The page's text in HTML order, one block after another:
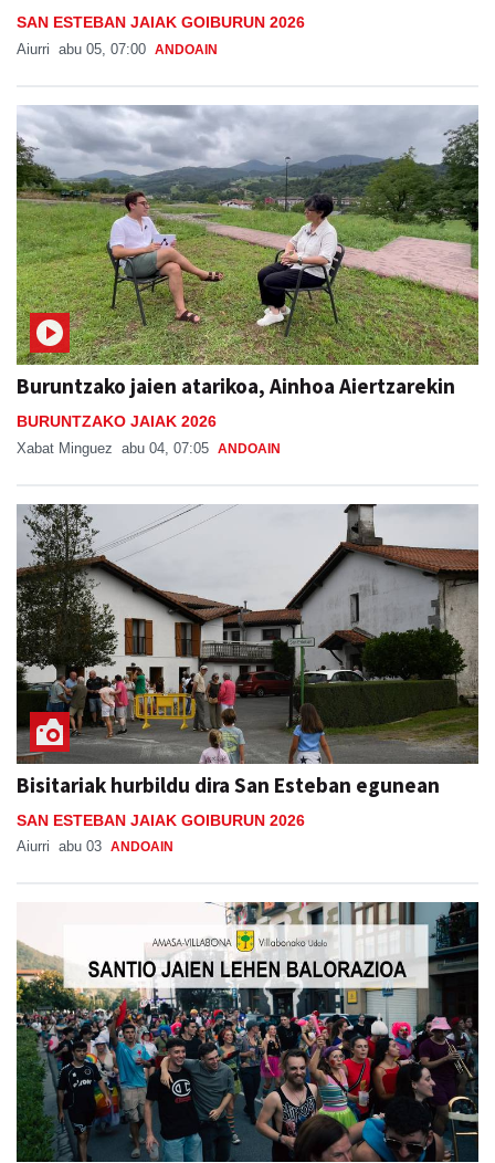
SAN ESTEBAN JAIAK GOIBURUN 2026
Aiurri abu 05, 07:00 ANDOAIN
Buruntzako jaien atarikoa, Ainhoa Aiertzarekin
BURUNTZAKO JAIAK 2026
Xabat Minguez abu 04, 07:05 ANDOAIN
Bisitariak hurbildu dira San Esteban egunean
SAN ESTEBAN JAIAK GOIBURUN 2026
Aiurri abu 03 ANDOAIN